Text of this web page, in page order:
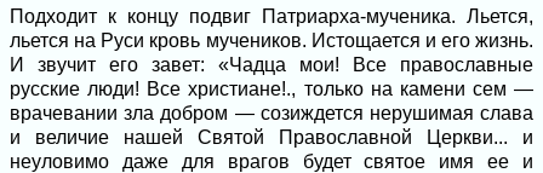
Подходит к концу подвиг Патриарха-мученика. Льется,
льется на Руси кровь мучеников. Истощается и его жизнь.
И звучит его завет: «Чадца мои! Все право­славные
русские люди! Все христиане!., только на камени сем —
врачевании зла добром — созиждется нерушимая слава
и величие нашей Святой Православной Цер­кви... и
неуловимо даже для врагов будет святое имя ее и